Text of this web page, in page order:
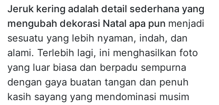
Jeruk kering adalah detail sederhana yang
mengubah dekorasi Natal apa pun menjadi
sesuatu yang lebih nyaman, indah, dan
alami. Terlebih lagi, ini menghasilkan foto
yang luar biasa dan berpadu sempurna
dengan gaya buatan tangan dan penuh
kasih sayang yang mendominasi musim